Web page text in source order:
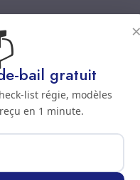
Court
a Court
bail gratuit
list régie, modèles
en 1 minute.